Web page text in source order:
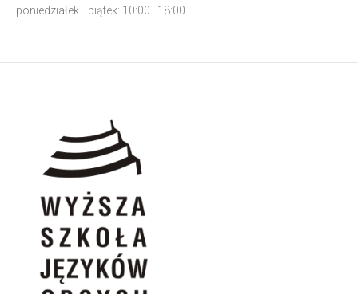
poniedziałek—piątek: 10:00–18:00